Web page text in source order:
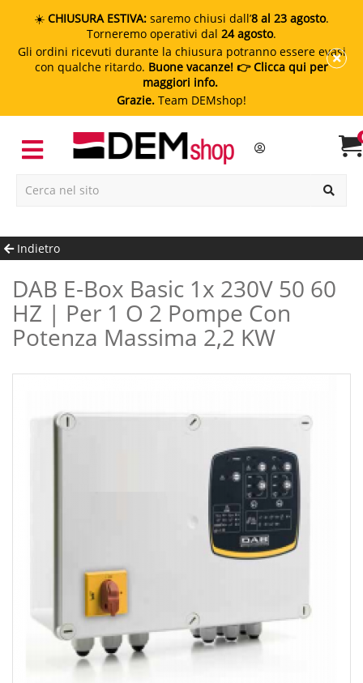
☀️ CHIUSURA ESTIVA: saremo chiusi dall’8 al 23 agosto.
Torneremo operativi dal 24 agosto.
Gli ordini ricevuti durante la chiusura potranno essere evasi
con qualche ritardo. Buone vacanze! 👉 Clicca qui per
maggiori info.
Grazie. Team DEMshop!
Indietro
DAB E-Box Basic 1x 230V 50 60
HZ | Per 1 O 2 Pompe Con
Potenza Massima 2,2 KW